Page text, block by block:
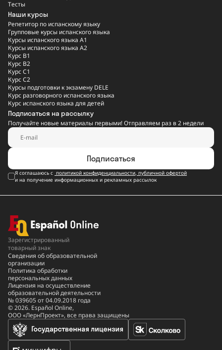
Тесты
Наши курсы
Репетитор по испанскому языку
Групповые курсы испанского языка
Курсы испанского языка A1
Курсы испанского языка A2
Курс B1
Курс B2
Курс C1
Курс C2
Курсы подготовки к экзамену DELE
Курс разговорного испанского языка
Курс испанского языка для детей
Подписаться на рассылку
Получайте новые материалы первыми! Отправляем раз в 2 недели
Подписаться
Я соглашаюсь с политикой конфиденциальности, публичной офертой
и на получение информационных и рекламных рассылок
Зарегистрированный
товарный знак
Сведения об образовательной
организации
Политика обработки
персональных данных
Лицензия на осуществление
образовательной деятельности
№ 039605 от 04.09.2018 года
© 2026. Español Online,
ООО «ЛернПроект», все права защищены